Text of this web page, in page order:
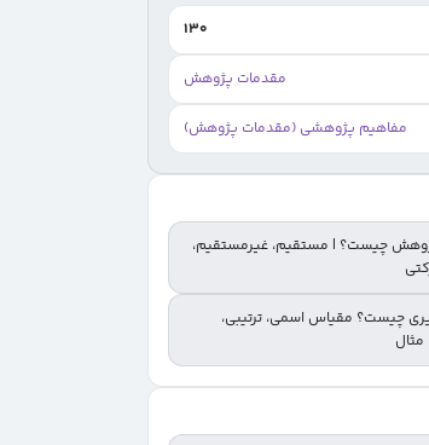
130
مقدمات پژوهش
مفاهیم پژوهشی (مقدمات پژوهش)
چیست؟ | مستقیم، غیرمستقیم،
چیست؟ مقیاس اسمی، ترتیبی،